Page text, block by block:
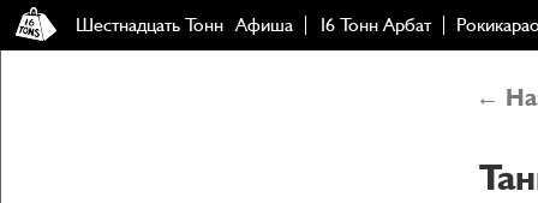
Шестнадцать Тонн Афиша 16 Тонн Арбат
←